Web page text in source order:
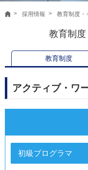
採用情報 教育制度・
教育制
教育制度
アクティブ・ワ
初級プログラマ